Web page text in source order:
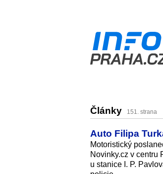
Články 151. strana
Auto Filipa
Motoristický
Novinky.cz v centru
u stanice I. P.